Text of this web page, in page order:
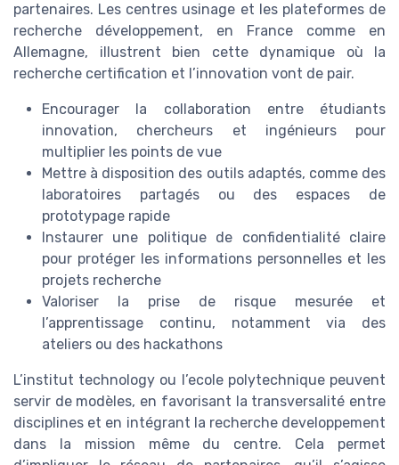
partenaires. Les centres usinage et les plateformes de
recherche développement, en France comme en
Allemagne, illustrent bien cette dynamique où la
recherche certification et l’innovation vont de pair.
Encourager la collaboration entre étudiants
innovation, chercheurs et ingénieurs pour
multiplier les points de vue
Mettre à disposition des outils adaptés, comme des
laboratoires partagés ou des espaces de
prototypage rapide
Instaurer une politique de confidentialité claire
pour protéger les informations personnelles et les
projets recherche
Valoriser la prise de risque mesurée et
l’apprentissage continu, notamment via des
ateliers ou des hackathons
L’institut technology ou l’ecole polytechnique peuvent
servir de modèles, en favorisant la transversalité entre
disciplines et en intégrant la recherche developpement
dans la mission même du centre. Cela permet